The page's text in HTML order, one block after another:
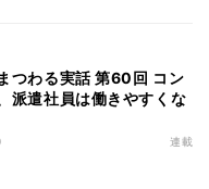
つわる実話 第60回 コン
派遣社員は働きやすくな
連載